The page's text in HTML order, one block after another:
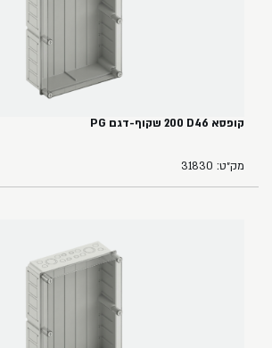
קופסא ‏46‏D‏ ‏200 שקוף-דגם PG
מק״ט: 31830